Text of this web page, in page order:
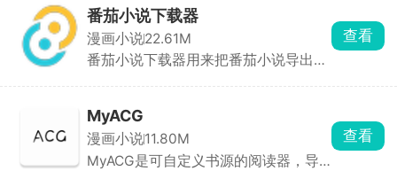
专业名词、梳理小说人物关系，生成人
物关系图、章节梗概。描述剧情要点就
能定位对应段落，比普通阅读器检索好
用很多。
番茄小说下载器
漫画小说22.61M
番茄小说下载器用来把番茄小说导出为
名，直接整本导出文件，拷到 Kindle、
手机阅读器离线随便看，可以选择整本
下载，也能指定起止章节分段保存，不
会出现章节错乱、缺章漏字的情况。
查看
MyACG
漫画小说11.80M
MyACG是可自定义书源的阅读器，导
查看